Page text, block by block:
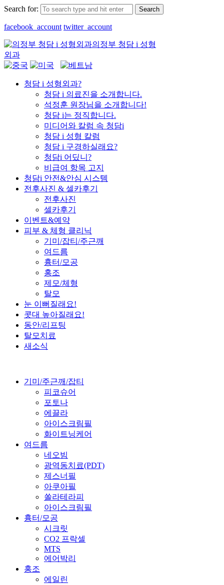
Search for:
facebook_account twitter_account
의정부 청담 i 성형
외과
청담 i 성형외과?
청담 i 의료진을 소개합니다.
석정훈 원장님을 소개합니다!
청담 i는 정직합니다.
미디어와 칼럼 속 청담i
청담 i 성형 칼럼
청담 i 구경하실래요?
청담i 어딨니?
비급여 항목 고지
청담i 안전&안심 시스템
전후사진 & 셀카후기
전후사진
셀카후기
이벤트&예약
피부 & 체형 클리닉
기미/잡티/주근깨
여드름
흉터/모공
홍조
제모/체형
탈모
눈 이뻐질래요!
콧대 높아질래요!
동안/리프팅
탈모치료
새소식
기미/주근깨/잡티
피코슈어
포토나
에끌라
아이스크림필
화이트닝케어
여드름
네오빔
광역동치료(PDT)
제스너필
아쿠아필
쏠라테라피
아이스크림필
흉터/모공
시크릿
CO2 프락셀
MTS
에어박리
홍조
에일린